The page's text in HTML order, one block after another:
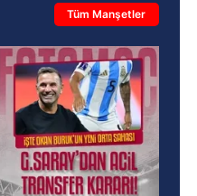
Tüm Manşetler